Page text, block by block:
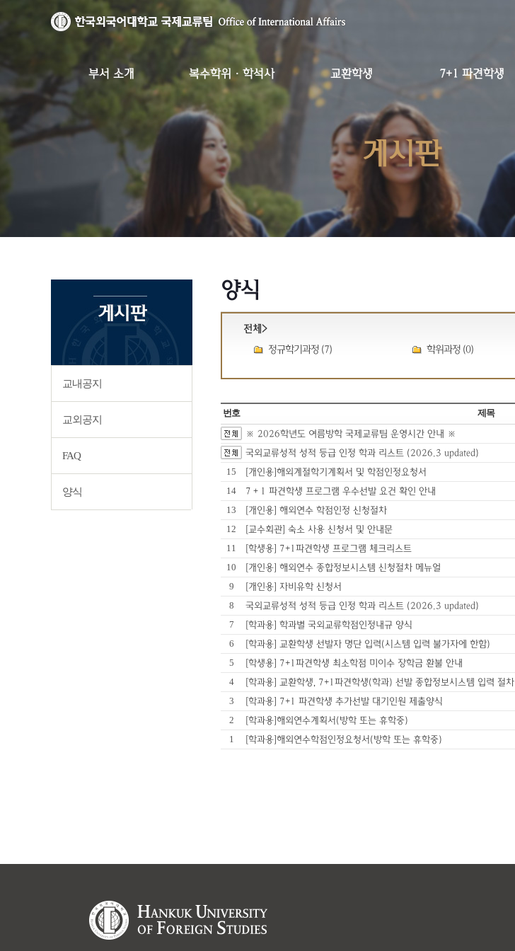
부서 소개 복수학위·학석사 교환학생 7+1 파견학생
교내공지
교외공지
FAQ
양식
게시판
양식
전체>
정규학기과정 (7)
학위과정 (0)
번호 제목
※ 2026학년도 여름방학 국제교류팀 운영시간 안내 ※
국외교류성적 성적 등급 인정 학과 리스트 (2026.3 updated)
15
[개인용]해외계절학기계획서 및 학점인정요청서
14 7＋1 파견학생 프로그램 우수선발 요건 확인 안내
13 [개인용] 해외연수 학점인정 신청절차
12 [교수회관] 숙소 사용 신청서 및 안내문
11 [학생용] 7+1파견학생 프로그램 체크리스트
10 [개인용] 해외연수 종합정보시스템 신청절차 메뉴얼
9 [개인용] 자비유학 신청서
8 국외교류성적 성적 등급 인정 학과 리스트 (2026.3 updated)
7 [학과용] 학과별 국외교류학점인정내규 양식
6 [학과용] 교환학생 선발자 명단 입력(시스템 입력 불가자에 한함)
5 [학생용] 7+1파견학생 최소학점 미이수 장학금 환불 안내
4 [학과용] 교환학생, 7+1파견학생(학과) 선발 종합정보시스템 입력 절차
3 [학과용] 7+1 파견학생 추가선발 대기인원 제출양식
2 [학과용]해외연수계획서(방학 또는 휴학중)
1 [학과용]해외연수학점인정요청서(방학 또는 휴학중)